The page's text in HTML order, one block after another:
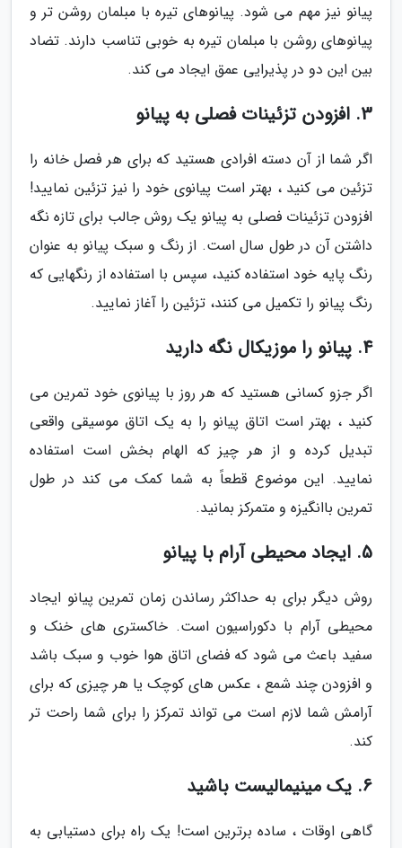
پیانو نیز مهم می شود. پیانوهای تیره با مبلمان روشن تر و
پیانوهای روشن با مبلمان تیره به خوبی تناسب دارند. تضاد
بین این دو در پذیرایی عمق ایجاد می کند.
3. افزودن تزئینات فصلی به پیانو
اگر شما از آن دسته افرادی هستید که برای هر فصل خانه را
تزئین می کنید ، بهتر است پیانوی خود را نیز تزئین نمایید!
افزودن تزئینات فصلی به پیانو یک روش جالب برای تازه نگه
داشتن آن در طول سال است. از رنگ و سبک پیانو به عنوان
رنگ پایه خود استفاده کنید، سپس با استفاده از رنگهایی که
رنگ پیانو را تکمیل می کنند، تزئین را آغاز نمایید.
4. پیانو را موزیکال نگه دارید
اگر جزو کسانی هستید که هر روز با پیانوی خود تمرین می
کنید ، بهتر است اتاق پیانو را به یک اتاق موسیقی واقعی
تبدیل کرده و از هر چیز که الهام بخش است استفاده
نمایید. این موضوع قطعاً به شما کمک می کند در طول
تمرین باانگیزه و متمرکز بمانید.
5. ایجاد محیطی آرام با پیانو
روش دیگر برای به حداکثر رساندن زمان تمرین پیانو ایجاد
محیطی آرام با دکوراسیون است. خاکستری های خنک و
سفید باعث می شود که فضای اتاق هوا خوب و سبک باشد
و افزودن چند شمع ، عکس های کوچک یا هر چیزی که برای
آرامش شما لازم است می تواند تمرکز را برای شما راحت تر
کند.
6. یک مینیمالیست باشید
گاهی اوقات ، ساده برترین است! یک راه برای دستیابی به